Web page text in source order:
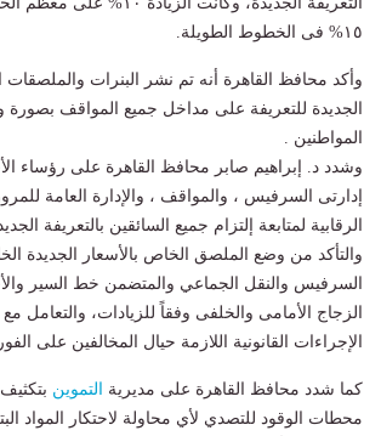
١٥% فى الخطوط الطويلة.
وأكد محافظ القاهرة أنه تم نشر البنرات والملصقات
الجديدة للتعريفة على مداخل جميع المواقف بصورة
المواطنين .
وشدد د. إبراهيم صابر محافظ القاهرة على رؤساء
إدارتى السرفيس ، والمواقف ، والإدارة العامة
الرقابية لمتابعة إلتزام جميع السائقين بالتعريفة
والتأكد من وضع الملصق الخاص بالأسعار الجديدة
السرفيس والنقل الجماعي والمتضمن خط السير
الزجاج الأمامى والخلفى وفقاً للزيادات، والتعامل
الإجراءات القانونية اللازمة حيال المخالفين على الفور.
كما شدد محافظ القاهرة على مديرية التموين
محطات الوقود للتصدي لأي محاولة لاحتكار المواد